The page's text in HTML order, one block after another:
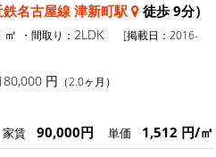
鉄名古屋線 津新町駅 徒歩 9分）
㎡ ・間取り： 2LDK
[掲載日：2016-
円 （2.0ヶ月）
家賃 90,000円 単価 1,512 円/㎡